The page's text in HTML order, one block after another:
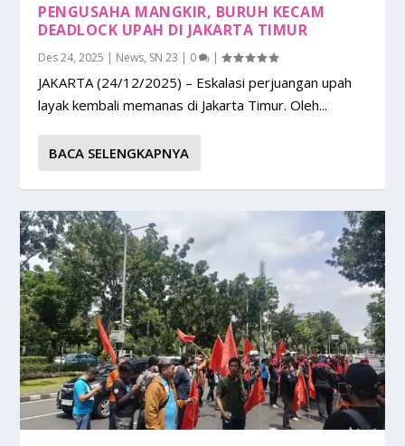
PENGUSAHA MANGKIR, BURUH KECAM
DEADLOCK UPAH DI JAKARTA TIMUR
Des 24, 2025 | News, SN 23 | 0 |
JAKARTA (24/12/2025) – Eskalasi perjuangan upah
layak kembali memanas di Jakarta Timur. Oleh...
BACA SELENGKAPNYA